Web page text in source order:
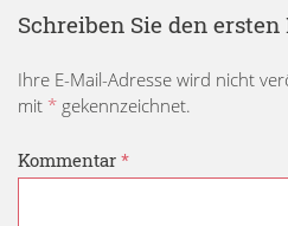
Schreiben Sie den
Ihre E-Mail-Adresse wird nicht
mit * gekennzeichnet.
Kommentar *